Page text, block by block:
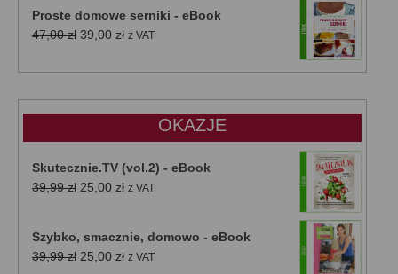
Proste domowe serniki - eBook
47,00zł Pierwotna
wynosiła:
39,00 złAktualna
wynosi:
z VAT
OKAZJE
Skutecznie.TV (vol.2) - eBook
39,99zł Pierwotna
39,99 zł.
25,00 złAktualna
25,00 zł.
z VAT
Szybko, smacznie, domowo - eBook
39,99zł Pierwotna
25,00 złAktualna
z VAT